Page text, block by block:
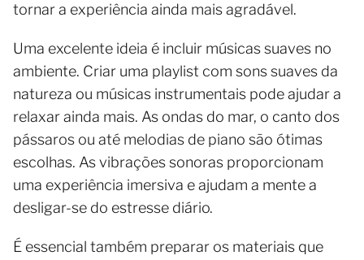
tornar a experiência ainda mais agradável.
Uma excelente ideia é incluir músicas suaves no
ambiente. Criar uma playlist com sons suaves da
natureza ou músicas instrumentais pode ajudar a
relaxar ainda mais. As ondas do mar, o canto dos
pássaros ou até melodias de piano são ótimas
escolhas. As vibrações sonoras proporcionam
uma experiência imersiva e ajudam a mente a
desligar-se do estresse diário.
É essencial também preparar os materiais que